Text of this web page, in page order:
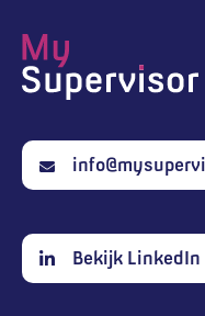
Bekijk LinkedIn